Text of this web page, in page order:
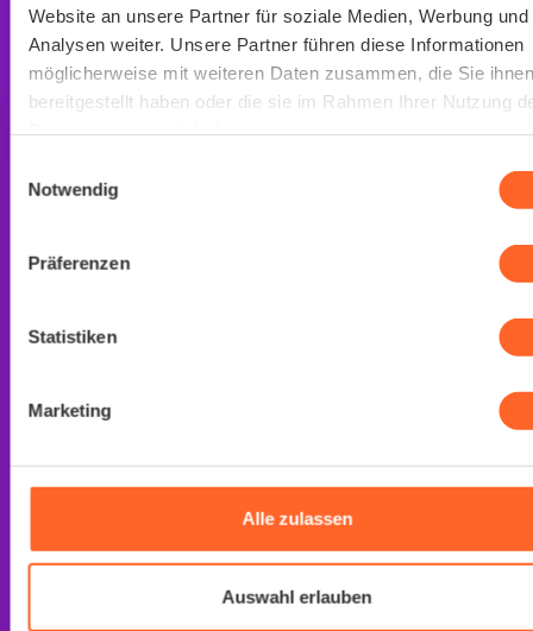
Website an unsere Partner für soziale Medien, Werbung und
Analysen weiter. Unsere Partner führen diese Informationen
möglicherweise mit weiteren Daten zusammen, die Sie ihnen
bereitgestellt haben oder die sie im Rahmen Ihrer Nutzung
Notwendig
Präferenzen
Statistiken
Marketing
Alle zulassen
Auswahl erlauben
Persönliche Durchführung vor Ort
Erfüllt einfach DGUV-V2 und ASIG Vorgaben
Betreuung
Fachkraft für